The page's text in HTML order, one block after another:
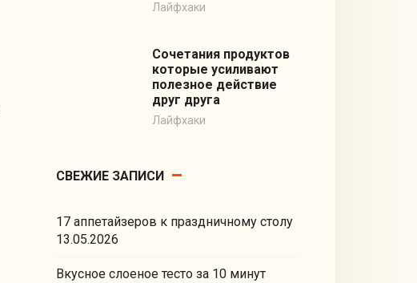
Лайфхаки
Сочетания продуктов
которые усиливают
полезное действие
друг друга
Лайфхаки
СВЕЖИЕ ЗАПИСИ
17 аппетайзеров к праздничному столу
13.05.2026
Вкусное слоеное тесто за 10 минут